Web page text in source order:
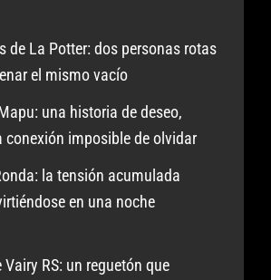
de La Potter: dos personas rotas
el mismo vacío
una historia de deseo,
conexión imposible de olvidar
la tensión acumulada
en una noche
RS: un reguetón que